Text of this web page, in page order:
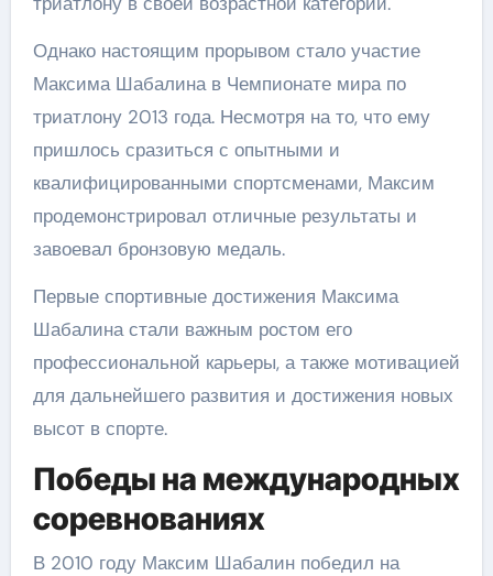
Однако настоящим прорывом стало участие
Максима Шабалина в Чемпионате мира по
триатлону 2013 года. Несмотря на то, что ему
пришлось сразиться с опытными и
квалифицированными спортсменами, Максим
продемонстрировал отличные результаты и
завоевал бронзовую медаль.
Первые спортивные достижения Максима
Шабалина стали важным ростом его
профессиональной карьеры, а также мотивацией
для дальнейшего развития и достижения новых
высот в спорте.
Победы на международных
соревнованиях
В 2010 году Максим Шабалин победил на